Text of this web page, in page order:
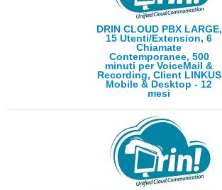
DRIN CLOUD PBX LARGE,
15 Utenti/Extension, 6
Chiamate
Contemporanee, 500
minuti per VoiceMail &
Recording, Client LINKUS
Mobile & Desktop - 12
mesi